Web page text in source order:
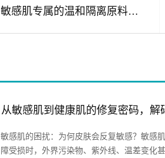
白细胞提取物，敏感肌专属的温和隔离原料解决方案
从敏感肌到健康肌的修复密码，解
敏感肌的困扰：为何皮肤会反复敏感？敏感
障受损时，外界污染物、紫外线、温差变化甚